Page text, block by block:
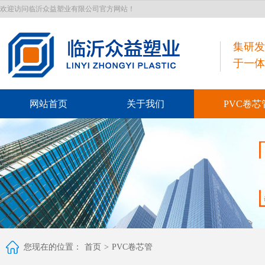
欢迎访问临沂众益塑业有限公司官方网站！
集研
于一
网站首页 关于我们 PVC卷芯
您现在的位置： 首页 > PVC卷芯管